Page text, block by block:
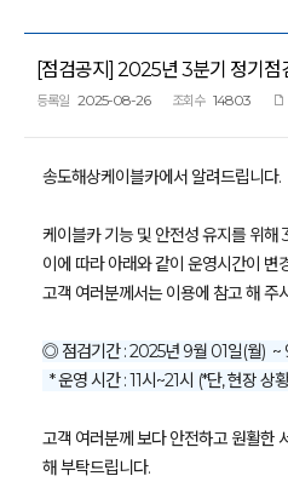
[점검공지] 2025년 3분기 정기점
등록일 2025-08-26 조회수 14803
송도해상케이블카에서 알려드립니다.
케이블카 기능 및 안전성 유지를 위해
이에 따라 아래와 같이 운영시간이 변
고객 여러분께서는 이용에 참고 해 주
◎ 점검기간 : 2025년 9월 01일(월) ~
* 운영 시간 : 11시~21시 (*단, 현장 상
고객 여러분께 보다 안전하고 원활한
해 부탁드립니다.